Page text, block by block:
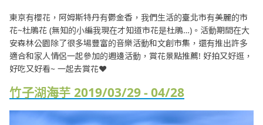
東京有櫻花，阿姆斯特丹有鬱金香，我們生活的臺北市有美麗的市
花~杜鵑花 (無知的小編我現在才知道市花是杜鵑…)。活動期間在大
安森林公園除了很多場豐富的音樂活動和文創市集，還有推出許多
適合和家人情侶一起參加的週邊活動，賞花景點推薦! 好拍又好逛，
好吃又好看~ 一起去賞花❤
竹子湖海芋 2019/03/29 - 04/28